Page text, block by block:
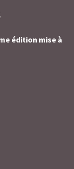
édition mise à